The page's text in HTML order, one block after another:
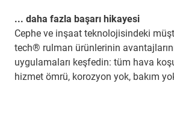
... daha fazla başarı hikayesi
Cephe ve inşaat teknolojisindeki
tech® rulman ürünlerinin
uygulamaları keşfedin: tüm hava
hizmet ömrü, korozyon yok, bakım